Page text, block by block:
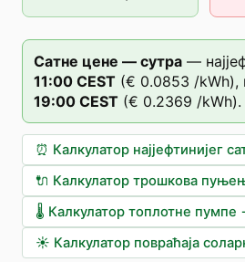
Сатне цене — сутра —
11:00 CEST (€ 0.0853 /kWh),
19:00 CEST (€ 0.2369 /kWh).
⏰ Калкулатор најјефтинијег
🔌 Калкулатор трошкова
🌡️ Калкулатор топлотне пумпе
☀️ Калкулатор повраћаја